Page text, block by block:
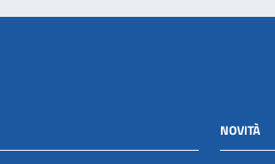
NOVITÀ